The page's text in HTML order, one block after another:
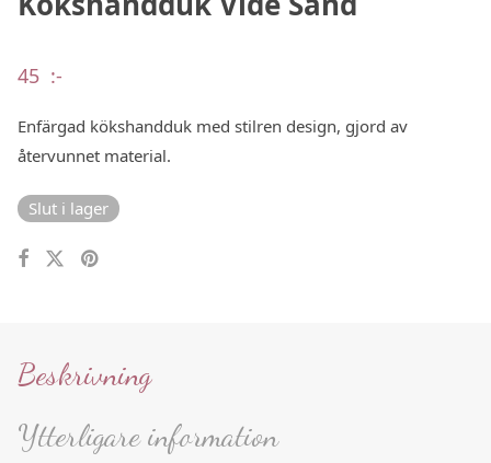
45 :-
Enfärgad kökshandduk med stilren design, gjord av
återvunnet material.
Slut i lager
Beskrivning
Ytterligare information